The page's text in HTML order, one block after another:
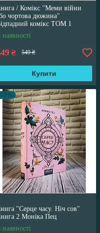
/ Комікс "Меми війни
чортова дюжина"
комікс ТОМ 1
Ганна
наявності
₴ 549 ₴
Купити
"Серце часу. Ніч сов"
2 Моніка Пец
наявності